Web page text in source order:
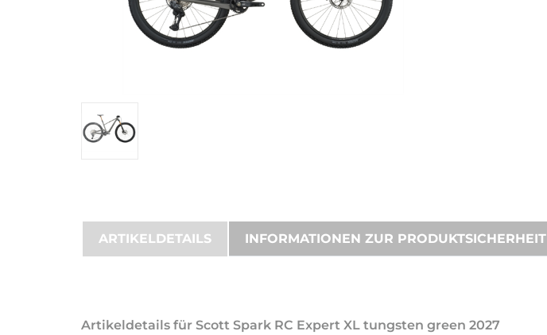
ARTIKELDETAILS INFORMATIONEN ZUR PRODUKTSICHERHEIT
Artikeldetails für Scott Spark RC Expert XL tungsten green 2027